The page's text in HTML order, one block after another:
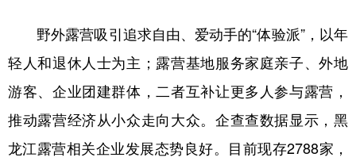
野外露营吸引追求自由、爱动手的“体验派”，以年
轻人和退休人士为主；露营基地服务家庭亲子、外地
游客、企业团建群体，二者互补让更多人参与露营，
推动露营经济从小众走向大众。企查查数据显示，黑
龙江露营相关企业发展态势良好。目前现存2788家，